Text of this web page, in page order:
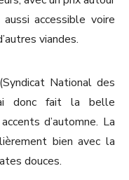
accessible voire
viandes.
National des
donc fait la belle
d’automne. La
bien avec la
douces.